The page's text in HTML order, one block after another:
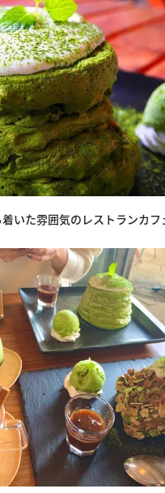
いた雰囲気のレストランカフ